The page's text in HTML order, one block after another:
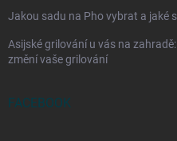
Jakou sadu na Pho vybrat a jaké
Asijské grilování u vás na
změní vaše grilování
FACEBOOK